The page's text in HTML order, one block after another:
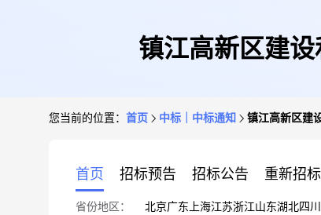
镇江高新区建
您当前的位置： 首页 中标｜中标通知 镇江高新区建
首页 招标预告 招标公告 重新招标
省份地区： 北京广东 上海江苏浙江山东湖北四川